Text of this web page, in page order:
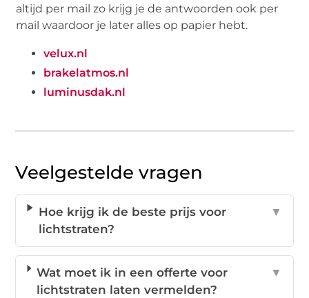
altijd per mail zo krijg je de antwoorden ook per
mail waardoor je later alles op papier hebt.
velux.nl
brakelatmos.nl
luminusdak.nl
Veelgestelde vragen
Hoe krijg ik de beste prijs voor
lichtstraten?
▼
Wat moet ik in een offerte voor
lichtstraten laten vermelden?
▼